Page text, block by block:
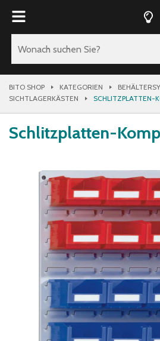
BITO SHOP KATEGORIEN
SICHTLAGERKÄSTEN
SCHLITZPLATTEN-
Schlitzplatten-